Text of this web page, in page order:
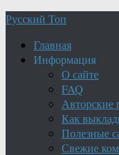
Русский Топ
Главная
Информация
О сайте
FAQ
Авторские
Как
Полезные
Свежие